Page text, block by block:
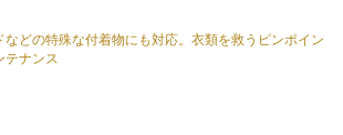
などの特殊な付着物にも対応。衣類を救うピンポイン
テナンス